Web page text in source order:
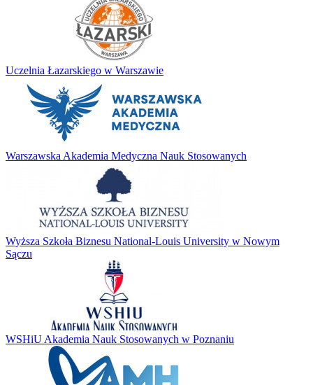
Uczelnia Łazarskiego w Warszawie
Warszawska Akademia Medyczna Nauk Stosowanych
Wyższa Szkoła Biznesu National-Louis University w Nowym
Sączu
WSHiU Akademia Nauk Stosowanych w Poznaniu